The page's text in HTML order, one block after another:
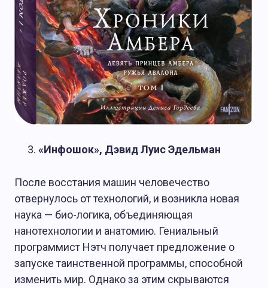
«Инфошок», Дэвид Луис Эдельман
После восстания машин человечество
отвернулось от технологий, и возникла новая
наука — био-логика, объединяющая
нанотехнологии и анатомию. Гениальный
программист Нэтч получает предложение о
запуске таинственной программы, способной
изменить мир. Однако за этим скрываются